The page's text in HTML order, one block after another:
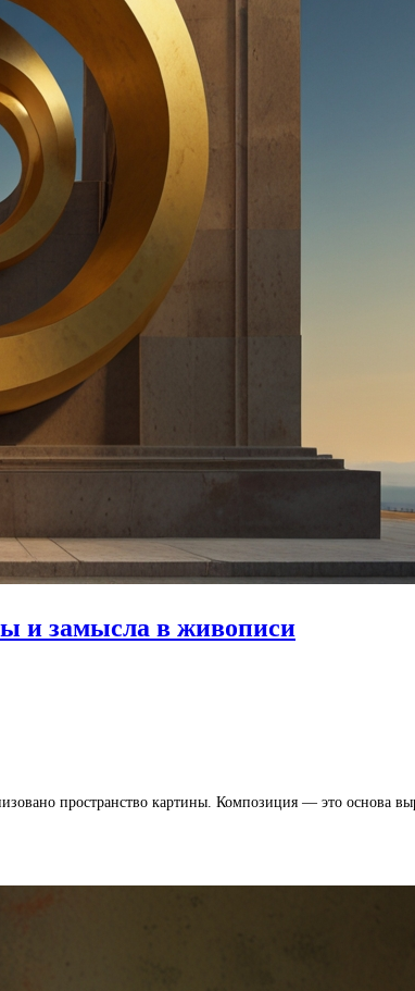
и замысла в живописи
пространство картины. Композиция — это основа